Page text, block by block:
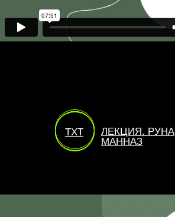
TXT
ЛЕКЦИЯ. РУНА
МАННАЗ